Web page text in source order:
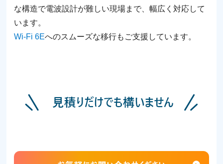
な構造で電波設計が難しい現場まで、幅広く対応して
います。
Wi-Fi 6Eへのスムーズな移⾏もご⽀援しています。